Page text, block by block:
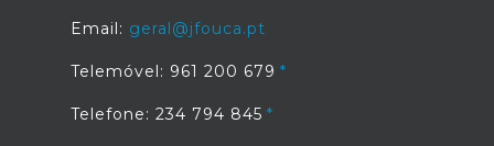
Email: geral@jfouca.pt
Telemóvel: 961 200 679
Telefone: 234 794 845